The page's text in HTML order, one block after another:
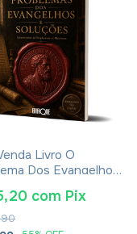
Livro O
Dos Evangelhos
Eusébio De
com Pix